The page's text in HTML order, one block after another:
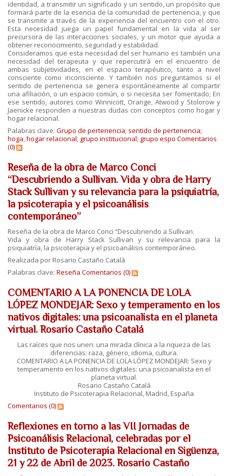
identidad, a transmitir un significado y un sentido, un propósito que
formará parte de la esencia de la comunidad de pertenencia, y que
se transmite a través de la experiencia del encuentro con el otro.
Esta necesidad juega un papel fundamental en la vida al ser
precursora de las interacciones sociales, y un motor que ayuda a
obtener reconocimiento, seguridad y estabilidad.
Consideramos que esta necesidad del ser humano es también una
necesidad del terapeuta y que repercutirá en el encuentro de
ambas subjetividades, en el espacio terapéutico, tanto a nivel
consciente como inconsciente. Y también nos preguntamos si el
sentido de pertenencia se genera espontáneamente al compartir
una afiliación, o un espacio común, o si necesita ser fomentado; En
ese sentido, autores como Winnicott, Orange, Atwood y Stolorow y
Jaenicke responden a nuestras dudas con conceptos como hogar y
hogar relacional.
Palabras clave: Grupo de pertenencia; sentido de pertenencia;
hoga,hogar relacional; grupo institucional; grupo espo Comentarios
(0)
Reseña de la obra de Marco Conci
“Descubriendo a Sullivan. Vida y obra de Harry
Stack Sullivan y su relevancia para la psiquiatría,
la psicoterapia y el psicoanálisis
contemporáneo”
Reseña de la obra de Marco Conci “Descubriendo a Sullivan.
Vida y obra de Harry Stack Sullivan y su relevancia para la
psiquiatría, la psicoterapia y el psicoanálisis contemporáneo.
Realizada por Rosario Castaño Català
Palabras clave: Reseña Comentarios (0)
COMENTARIO A LA PONENCIA DE LOLA
LÓPEZ MONDEJAR: Sexo y temperamento en los
nativos digitales: una psicoanalista en el planeta
virtual. Rosario Castaño Catalá
Las raíces que nos unen: una mirada clínica a la riqueza de las
diferencias: raza, género, idioma, cultura.
COMENTARIO A LA PONENCIA DE LOLA LÓPEZ MONDEJAR: Sexo y
temperamento en los nativos digitales: una psicoanalista en el
planeta virtual.
Rosario Castaño Catalá
Instituto de Psicoterapia Relacional, Madrid, España
Comentarios (0)
Reflexiones en torno a las VII Jornadas de
Psicoanálisis Relacional, celebradas por el
Instituto de Psicoterapia Relacional en Sigüenza,
21 y 22 de Abril de 2023. Rosario Castaño